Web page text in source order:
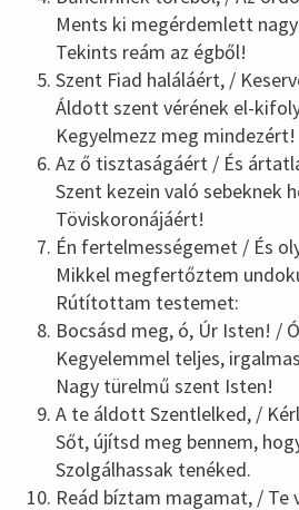
Ments ki megérdemlett
Tekints reám az égből!
Szent Fiad haláláért, /
Áldott szent vérének el-
Kegyelmezz meg mindezért!
Az ő tisztaságáért / És
Szent kezein való sebeknek
Töviskoronájáért!
Én fertelmességemet / És
Mikkel megfertőztem
Rútítottam testemet:
Bocsásd meg, ó, Úr Isten! /
Kegyelemmel teljes,
Nagy türelmű szent Isten!
A te áldott Szentlelked, /
Sőt, újítsd meg bennem,
Szolgálhassak tenéked.
Reád bíztam magamat, / Te